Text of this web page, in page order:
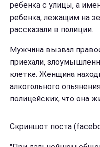
ребенка с улицы, а
ребенка, лежащим на
рассказали в полиции.
Мужчина вызвал
приехали,
клетке. Женщина
алкогольного
полицейских, что она
Скриншот поста